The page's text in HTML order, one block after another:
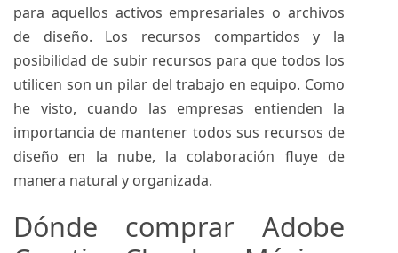
para aquellos activos empresariales o archivos
de diseño. Los recursos compartidos y la
posibilidad de subir recursos para que todos los
utilicen son un pilar del trabajo en equipo. Como
he visto, cuando las empresas entienden la
importancia de mantener todos sus recursos de
diseño en la nube, la colaboración fluye de
manera natural y organizada.
Dónde comprar Adobe